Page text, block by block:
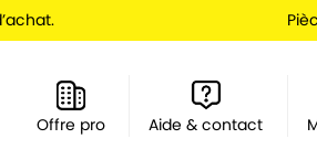
Offre pro Aide & contact